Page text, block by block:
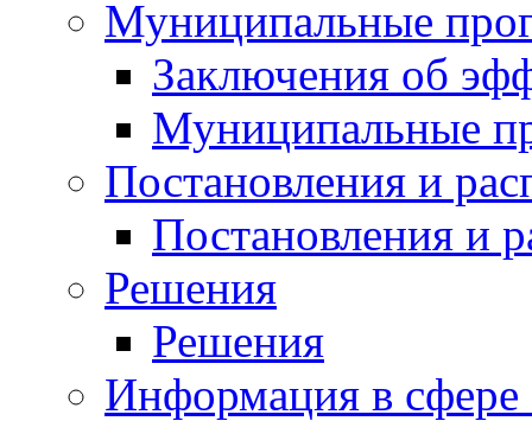
Муниципальные
Заключения об
Муниципальные
Постановления и
Постановления и
Решения
Решения
Информация в сфере